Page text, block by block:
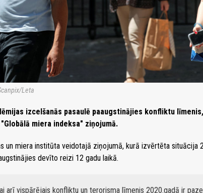
Leta
izcelšanās pasaulē paaugstinājies konfliktu
miera indeksa" ziņojumā.
un miera institūta veidotajā ziņojumā, kurā izvērtēta situācija
devīto reizi 12 gadu laikā.
arī vispārējais konfliktu un terorisma līmenis 2020.gadā ir